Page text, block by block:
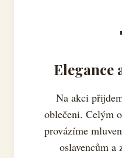
Elegance
Na akci
oblečeni. Celým
provázíme
oslavencům a